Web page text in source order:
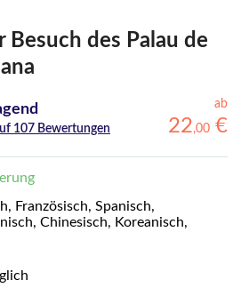
des Palau de
107 Bewertungen
ab
22,00 €
Französisch, Spanisch,
Chinesisch, Koreanisch,